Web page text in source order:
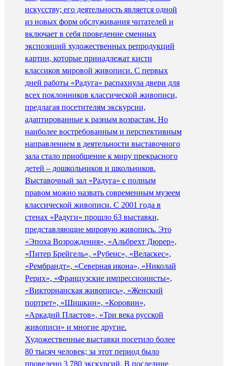
искусству; его деятельность является одной
из новых форм обслуживания читателей и
включает в себя проведение сменных
экспозиций художественных репродукций
картин, которые принадлежат кисти
классиков мировой живописи. С первых
дней работы «Радуга» распахнула двери для
всех поклонников классической живописи,
предлагая посетителям экскурсии,
адаптированные к разным возрастам. Но
наиболее востребованным и перспективным
направлением в деятельности выставочного
зала стало приобщение к миру прекрасного
детей – дошкольников и школьников.
Выставочный зал «Радуга» с полным
правом можно назвать современным музеем
классической живописи. С 2001 года в
стенах «Радуги» прошло 63 выставки,
представляющие мировую живопись. Это
«Эпоха Возрождения», «Альбрехт Дюрер»,
«Питер Брейгель», «Рубенс», «Веласкес»,
«Рембрандт», «Северная икона», «Николай
Рерих», «Французские импрессионисты»,
«Викторианская живопись», «Женский
портрет», «Шишкин», «Коровин»,
«Аркадий Пластов», «Три века русской
живописи» и многие другие.
Художественные выставки посетило более
80 тысяч человек; за этот период было
проведено 3 780 экскурсий. В последние